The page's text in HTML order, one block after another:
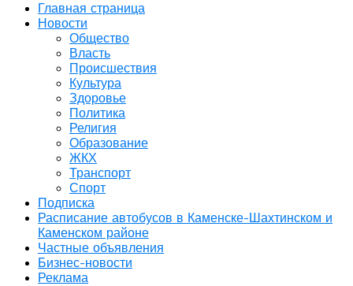
Главная страница
Новости
Общество
Власть
Происшествия
Культура
Здоровье
Политика
Религия
Образование
ЖКХ
Транспорт
Спорт
Подписка
Расписание автобусов в Каменске-Шахтинском и
Каменском районе
Частные объявления
Бизнес-новости
Реклама